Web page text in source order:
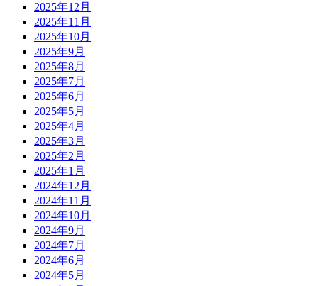
2025年12月
2025年11月
2025年10月
2025年9月
2025年8月
2025年7月
2025年6月
2025年5月
2025年4月
2025年3月
2025年2月
2025年1月
2024年12月
2024年11月
2024年10月
2024年9月
2024年7月
2024年6月
2024年5月